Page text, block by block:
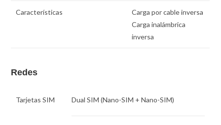
Características
Carga por cable inversa
Carga inalámbrica
inversa
Redes
Tarjetas SIM Dual SIM (Nano-SIM + Nano-SIM)